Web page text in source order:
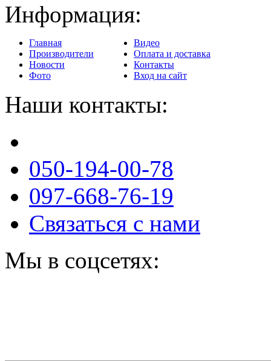
Информация:
Главная
Производители
Новости
Фото
Видео
Оплата и доставка
Контакты
Вход на сайт
Наши контакты:
050-194-00-78
097-668-76-19
Связаться с нами
Мы в соцсетях: